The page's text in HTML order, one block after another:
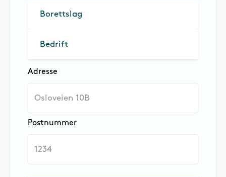
Borettslag
Bedrift
Adresse
Postnummer